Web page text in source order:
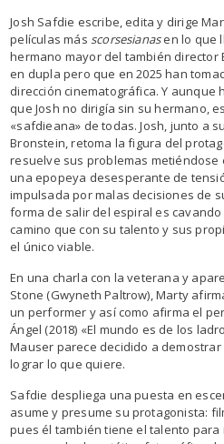
Josh Safdie escribe, edita y dirige
películas más scorsesianasen lo que
hermano mayor del también director
en dupla pero que en 2025 han
dirección cinematográfica. Y aunque
que Josh no dirigía sin su hermano,
«safdieana» de todas. Josh, junto a
Bronstein, retoma la figura del
resuelve sus problemas metiéndose
una epopeya desesperante de
impulsada por malas decisiones de
forma de salir del espiral es
camino que con su talento y sus
el único viable.
En una charla con la veterana y
Stone (Gwyneth Paltrow), Marty
un performer y así como afirma el
Ángel (2018) «El mundo es de los
Mauser parece decidido a
lograr lo que quiere.
Safdie despliega una puesta en
asume y presume su protagonista:
pues él también tiene el talento para